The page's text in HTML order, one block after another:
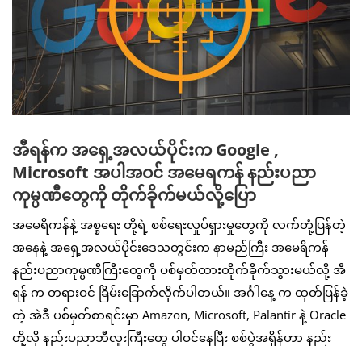
အီရန်က အရှေ့အလယ်ပိုင်းက Google ,
Microsoft အပါအဝင် အမေရကန် နည်းပညာ
ကုမ္ပဏီတွေကို တိုက်ခိုက်မယ်လို့ပြော
အမေရိကန်နဲ့ အစ္စရေး တို့ရဲ့ စစ်ရေးလှုပ်ရှားမှုတွေကို လက်တုံ့ပြန်တဲ့
အနေနဲ့ အရှေ့အလယ်ပိုင်းဒေသတွင်းက နာမည်ကြီး အမေရိကန်
နည်းပညာကုမ္ပဏီကြီးတွေကို ပစ်မှတ်ထားတိုက်ခိုက်သွားမယ်လို့ အီ
ရန် က တရားဝင် ခြိမ်းခြောက်လိုက်ပါတယ်။ အင်္ဂါနေ့ က ထုတ်ပြန်ခဲ့
တဲ့ အဲဒီ ပစ်မှတ်စာရင်းမှာ Amazon, Microsoft, Palantir နဲ့ Oracle
တို့လို နည်းပညာဘီလူးကြီးတွေ ပါဝင်နေပြီး စစ်ပွဲအရှိန်ဟာ နည်း